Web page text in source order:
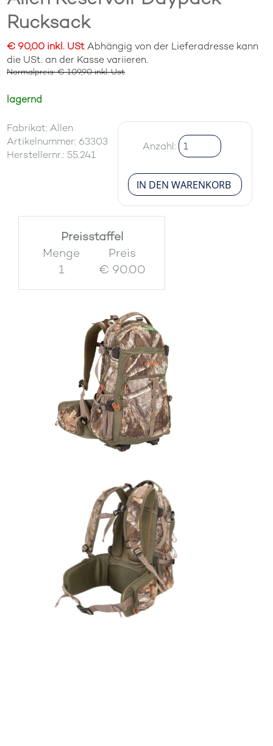
Rucksack
€ 90,00 inkl. UStAbhängig von der Lieferadresse kann
die USt. an der Kasse variieren.
Normalpreis: € 109,90 inkl. Ust
lagernd
Fabrikat: Allen
Artikelnummer: 63303
Herstellernr.: 55.241
Anzahl:
Preisstaffel
Menge
Preis
1
€ 90.00